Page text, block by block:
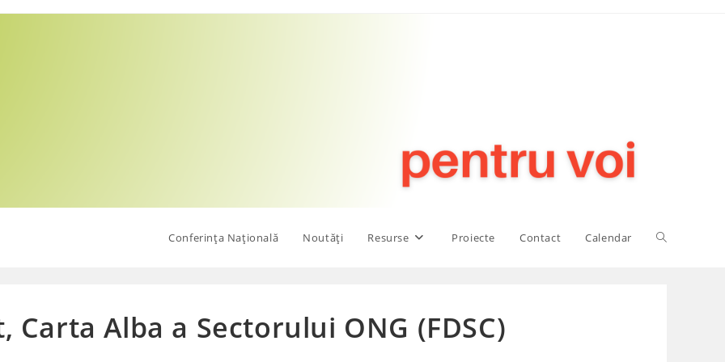
Conferința Națională Noutăți Resurse Proiecte Contact Calendar Toggle
Alba a Sectorului ONG (FDSC)